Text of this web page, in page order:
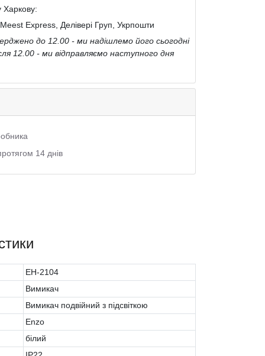
Харкову:
Express, Делівері Груп, Укрпошти
до 12.00 - ми надішлемо його сьогодні
12.00 - ми відправляємо наступного дня
14 днів
EH-2104
Вимикач
Вимикач подвійний з підсвіткою
Enzo
білий